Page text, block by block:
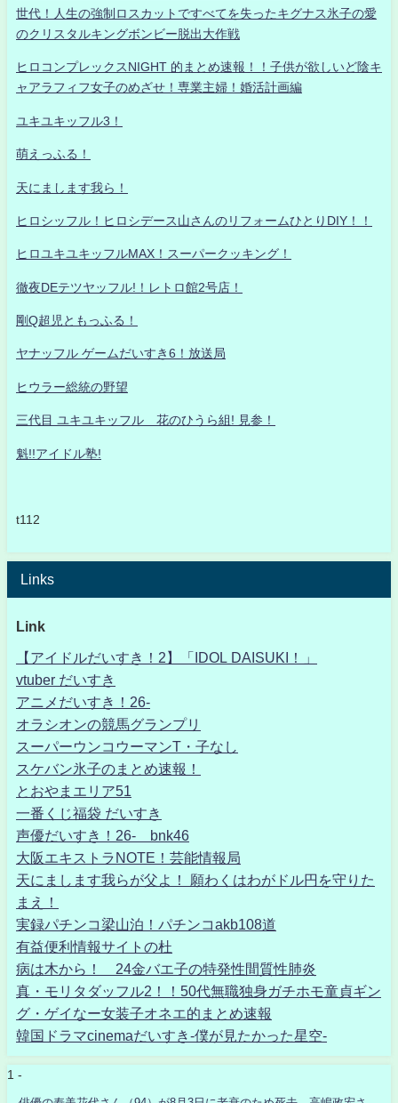
世代！人生の強制ロスカットですべてを失ったキグナス氷子の愛
のクリスタルキングボンビー脱出大作戦
ヒロコンプレックスNIGHT 的まとめ速報！！子供が欲しいど陰キ
ャアラフィフ女子のめざせ！専業主婦！婚活計画編
ユキユキッフル3！
萌えっふる！
天にまします我ら！
ヒロシッフル！ヒロシデース山さんのリフォームひとりDIY！！
ヒロユキユキッフルMAX！スーパークッキング！
徹夜DEテツヤッフル!！レトロ館2号店！
剛Q超児ともっふる！
ヤナッフル ゲームだいすき6！放送局
ヒウラー総統の野望
三代目 ユキユキッフル 花のひうら組! 見参！
魁!!アイドル塾!
t112
Links
Link
【アイドルだいすき！2】「IDOL DAISUKI！」
vtuber だいすき
アニメだいすき！26-
オラシオンの競馬グランプリ
スーパーウンコウーマンT・子なし
スケバン氷子のまとめ速報！
とおやまエリア51
一番くじ福袋 だいすき
声優だいすき！26- bnk46
大阪エキストラNOTE！芸能情報局
天にまします我らが父よ！ 願わくはわがドル円を守りた
まえ！
実録パチンコ梁山泊！パチンコakb108道
有益便利情報サイトの杜
病は木から！ 24金バエ子の特発性間質性肺炎
真・モリタダッフル2！！50代無職独身ガチホモ童貞ギン
グ・ゲイなー女装子オネエ的まとめ速報
韓国ドラマcinemaだいすき-僕が見たかった星空-
1 -